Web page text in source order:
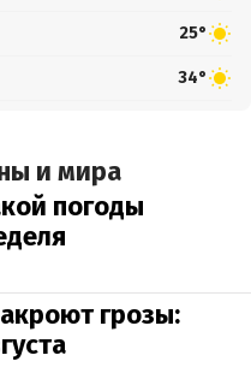
25°
34°
и мира
погоды
грозы: